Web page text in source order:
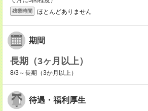
残業時間 ほとんどありません
期間
長期（3ヶ月以上）
8/3～長期（3か月以上）
待遇・福利厚生